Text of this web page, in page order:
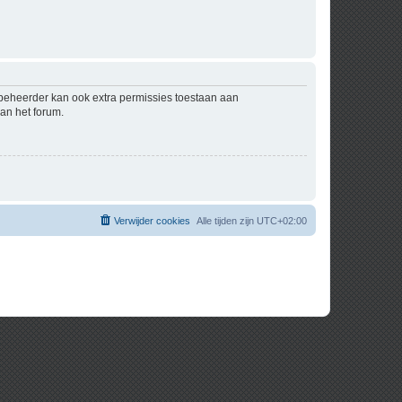
kan ook extra permissies toestaan aan
het forum.
Alle tijden zijn UTC+02:00
Verwijder cookies